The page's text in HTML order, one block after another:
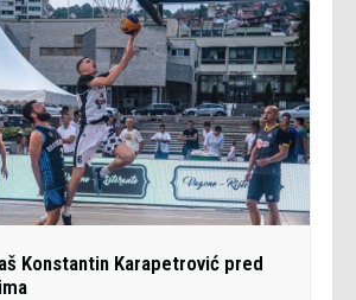
Konstantin Karapetrović pred